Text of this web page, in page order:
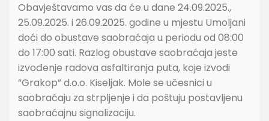
Obavještavamo vas da će u dane 24.09.2025.,
25.09.2025. i 26.09.2025. godine u mjestu Umoljani
doći do obustave saobraćaja u periodu od 08:00
do 17:00 sati. Razlog obustave saobraćaja jeste
izvođenje radova asfaltiranja puta, koje izvodi
”Grakop” d.o.o. Kiseljak. Mole se učesnici u
saobraćaju za strpljenje i da poštuju postavljenu
saobraćajnu signalizaciju.